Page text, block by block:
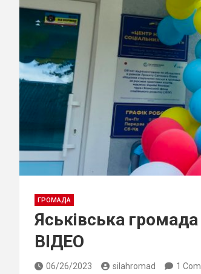
ГРОМАДА
Яськівська
ВІДЕО
06/26/2023 silahromad 1